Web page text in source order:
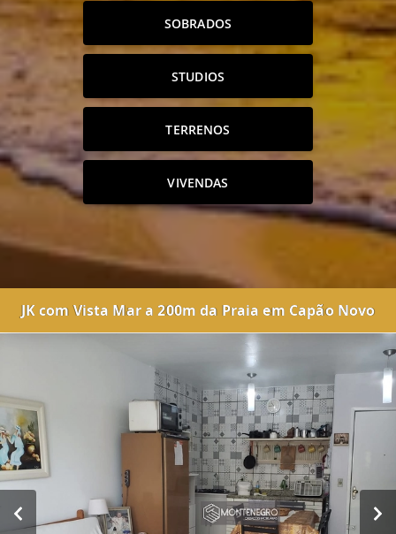
SOBRADOS
STUDIOS
TERRENOS
VIVENDAS
JK com Vista Mar a 200m da Praia em Capão Novo